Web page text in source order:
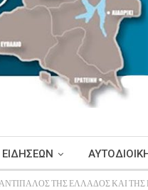
ΤΗΣ ΕΛΛΑΔΟΣ ΚΑΙ